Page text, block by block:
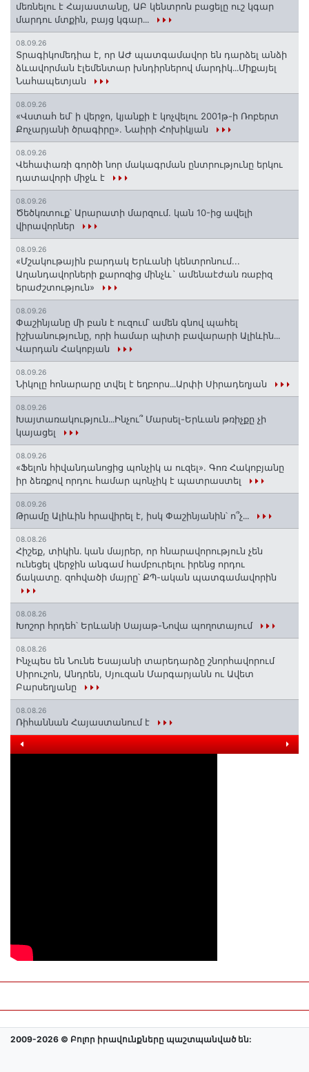
մեռնելու է Հայաստանը, ԱԲ կենտրոն բացելը ուշ կգար
մարդու մտքին, բայց կգար․․․
08.09.26
Տրագիկոմեդիա է, որ ԱԺ պատգամավոր են դարձել անձի
ձևավորման էլեմենտար խնդիրներով մարդիկ․․․Միքայել
Նահապետյան
08.09.26
«Վստահ եմ՝ ի վերջո, կյանքի է կոչվելու 2001թ-ի Ռոբերտ
Քոչարյանի ծրագիրը». Նաիրի Հոխիկյան
08.09.26
Վեհափառի գործի նոր մակագրման ընտրությունը երկու
դատավորի միջև է
08.09.26
Ծեծկռտուք՝ Արարատի մարզում. կան 10-ից ավելի
վիրավորներ
08.09.26
«Մշակութային բարդակ Երևանի կենտրոնում...
Աղանդավորների քարոզից մինչև` ամենաէժան ռաբիզ
երաժշտություն»
08.09.26
Փաշինյանը մի բան է ուզում՝ ամեն գնով պահել
իշխանությունը, որի համար պիտի բավարարի Ալիևին․․․
Վարդան Հակոբյան
08.09.26
Նիկոլը հոնարարը տվել է եղբորս․․․Արփի Սիրադեղյան
08.09.26
Խայտառակություն․․․Ինչու՞ Մարսել-Երևան թռիչքը չի
կայացել
08.09.26
«Ֆելոն հիվանդանոցից պոնչիկ ա ուզել». Գոռ Հակոբյանը
իր ձեռքով որդու համար պոնչիկ է պատրաստել
08.09.26
Թրամը Ալիևին հրավիրել է, իսկ Փաշինյանին՝ ո՞չ․․․
08.08.26
Հիշեք, տիկին․ կան մայրեր, որ հնարավորություն չեն
ունեցել վերջին անգամ համբուրելու իրենց որդու
ճակատը. զոհվածի մայրը՝ ՔՊ-ական պատգամավորին
08.08.26
Խոշոր հրդեհ՝ Երևանի Սայաթ-Նովա պողոտայում
08.08.26
Ինչպես են Նունե Եսայանի տարեդարձը շնորհավորում
Սիրուշոն, Անդրեն, Սյուզան Մարգարյանն ու Ավետ
Բարսեղյանը
08.08.26
Ռիհաննան Հայաստանում է
2009-2026 © Բոլոր իրավունքները պաշտպանված են: